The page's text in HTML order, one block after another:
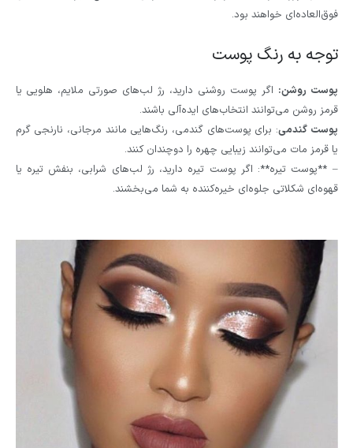
فوق‌العاده‌ای خواهند بود.
توجه به رنگ پوست
پوست روشن: اگر پوست روشنی دارید، رژ لب‌های صورتی ملایم، هلویی یا
قرمز روشن می‌توانند انتخاب‌های ایده‌آلی باشند.
پوست گندمی: برای پوست‌های گندمی، رنگ‌هایی مانند مرجانی، نارنجی گرم
یا قرمز مات می‌توانند زیبایی چهره را دوچندان کنند.
– **پوست تیره**: اگر پوست تیره دارید، رژ لب‌های شرابی، بنفش تیره یا
قهوه‌ای شکلاتی جلوه‌ای خیره‌کننده به شما می‌بخشند.